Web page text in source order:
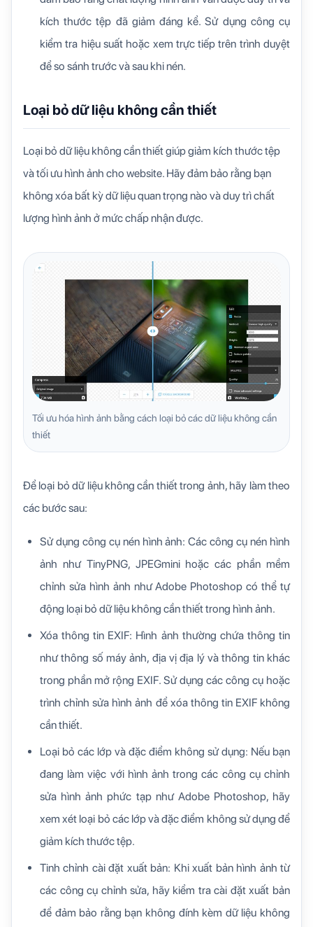
kích thước tệp đã giảm đáng kể. Sử dụng công cụ
kiểm tra hiệu suất hoặc xem trực tiếp trên trình duyệt
để so sánh trước và sau khi nén.
Loại bỏ dữ liệu không cần thiết
Loại bỏ dữ liệu không cần thiết giúp giảm kích thước tệp
và tối ưu hình ảnh cho website. Hãy đảm bảo rằng bạn
không xóa bất kỳ dữ liệu quan trọng nào và duy trì chất
lượng hình ảnh ở mức chấp nhận được.
Tối ưu hóa hình ảnh bằng cách loại bỏ các dữ liệu không cần
thiết
Để loại bỏ dữ liệu không cần thiết trong ảnh, hãy làm theo
các bước sau:
Sử dụng công cụ nén hình ảnh: Các công cụ nén hình
ảnh như TinyPNG, JPEGmini hoặc các phần mềm
chỉnh sửa hình ảnh như Adobe Photoshop có thể tự
động loại bỏ dữ liệu không cần thiết trong hình ảnh.
Xóa thông tin EXIF: Hình ảnh thường chứa thông tin
như thông số máy ảnh, địa vị địa lý và thông tin khác
trong phần mở rộng EXIF. Sử dụng các công cụ hoặc
trình chỉnh sửa hình ảnh để xóa thông tin EXIF không
cần thiết.
Loại bỏ các lớp và đặc điểm không sử dụng: Nếu bạn
đang làm việc với hình ảnh trong các công cụ chỉnh
sửa hình ảnh phức tạp như Adobe Photoshop, hãy
xem xét loại bỏ các lớp và đặc điểm không sử dụng để
giảm kích thước tệp.
Tinh chỉnh cài đặt xuất bản: Khi xuất bản hình ảnh từ
các công cụ chỉnh sửa, hãy kiểm tra cài đặt xuất bản
để đảm bảo rằng bạn không đính kèm dữ liệu không